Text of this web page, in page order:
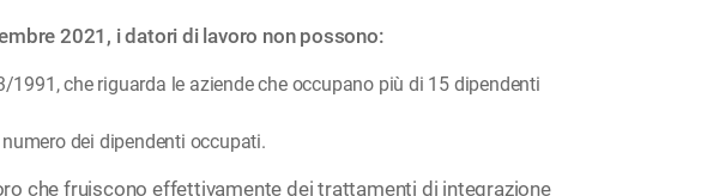
2021, i datori di lavoro non possono:
1991, che riguarda le aziende che occupano più di 15 dipendenti
dei dipendenti occupati.
che fruiscono effettivamente dei trattamenti di integrazione